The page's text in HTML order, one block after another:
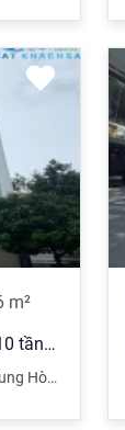
m²
Bán nhà phố Khuất Duy Tiến 10 tầng mặt tiền 8.3m xây mới
Hòa